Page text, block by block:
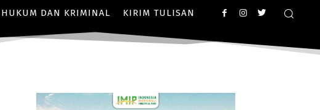
HUKUM DAN KRIMINAL KIRIM TULISAN